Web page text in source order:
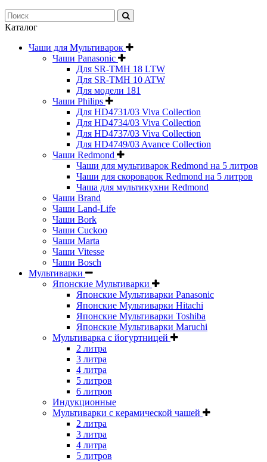
Каталог
Чаши для Мультиварок
Чаши Panasonic
Для SR-TMH 18 LTW
Для SR-TMH 10 ATW
Для модели 181
Чаши Philips
Для HD4731/03 Viva Collection
Для HD4734/03 Viva Collection
Для HD4737/03 Viva Collection
Для HD4749/03 Avance Collection
Чаши Redmond
Чаши для мультиварок Redmond на 5 литров
Чаши для скороварок Redmond на 5 литров
Чаша для мультикухни Redmond
Чаши Brand
Чаши Land-Life
Чаши Bork
Чаши Cuckoo
Чаши Marta
Чаши Vitesse
Чаши Bosch
Мультиварки
Японские Мультиварки
Японские Мультиварки Panasonic
Японские Мультиварки Hitachi
Японские Мультиварки Toshiba
Японские Мультиварки Maruchi
Мультиварка с йогуртницей
2 литра
3 литра
4 литра
5 литров
6 литров
Индукционные
Мультиварки с керамической чашей
2 литра
3 литра
4 литра
5 литров